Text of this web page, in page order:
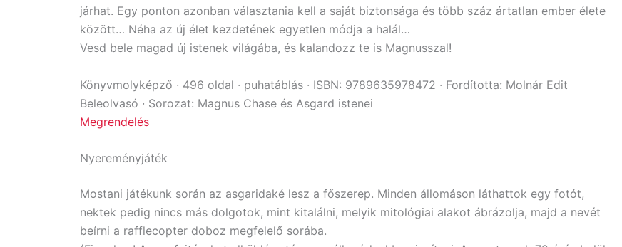
járhat. Egy ponton azonban választania kell a saját biztonsága és több száz ártatlan ember élete
között… Néha az új élet kezdetének egyetlen módja a halál…
Vesd bele magad új istenek világába, és kalandozz te is Magnusszal!
Könyvmolyképző · 496 oldal · puhatáblás · ISBN: 9789635978472 · Fordította: Molnár Edit
Beleolvasó · Sorozat: Magnus Chase és Asgard istenei
Megrendelés
Nyereményjáték
Mostani játékunk során az asgaridaké lesz a főszerep. Minden állomáson láthattok egy fotót,
nektek pedig nincs más dolgotok, mint kitalálni, melyik mitológiai alakot ábrázolja, majd a nevét
beírni a rafflecopter doboz megfelelő sorába.